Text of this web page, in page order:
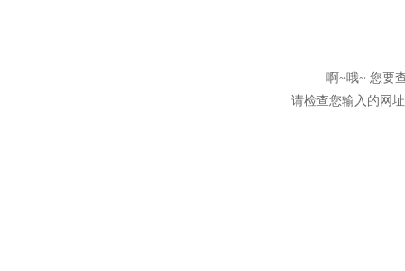
啊~哦~ 您要
请检查您输入的网